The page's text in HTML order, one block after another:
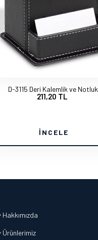
D-3115 Deri Kalemlik ve Notluk
211,20 TL
İNCELE
Hakkımızda
Ürünlerimiz